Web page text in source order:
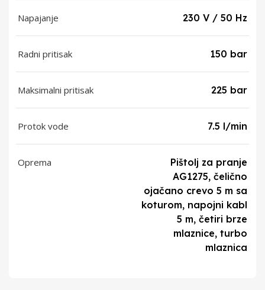
Napajanje 230 V / 50 Hz
Radni pritisak 150 bar
Maksimalni pritisak 225 bar
Protok vode 7.5 l/min
Oprema
Pištolj za pranje
AG1275, čelično
ojačano crevo 5 m sa
koturom, napojni kabl
5 m, četiri brze
mlaznice, turbo
mlaznica